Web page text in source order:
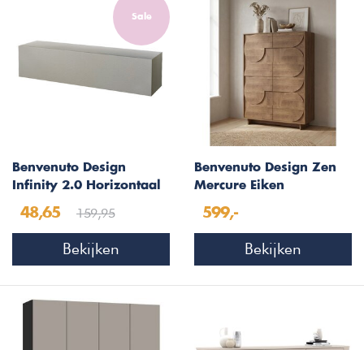
Sale
Benvenuto Design
Infinity 2.0 Horizontaal
48,65 159,95
Bekijken
Benvenuto Design Zen
Mercure Eiken
599,-
Bekijken